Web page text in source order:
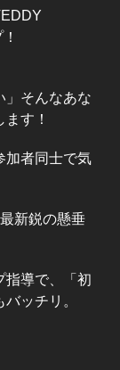
」そんなあな
す！
加者同士で気
新鋭の懸垂
指導で、「初
ッチリ。